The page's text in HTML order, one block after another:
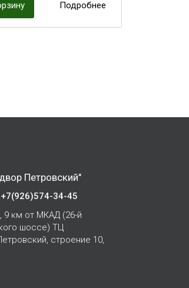
Подробнее
Петровский"
+7(926)574-34-45
9 км от МКАД (26-й
шоссе) ТЦ
строение 10,